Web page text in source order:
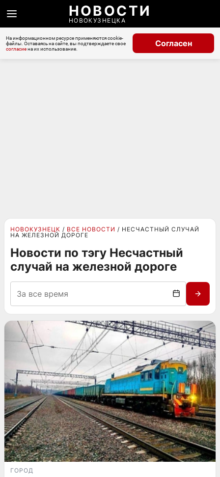
НОВОСТИ
НОВОКУЗНЕЦКА
На информационном ресурсе применяются cookie-
файлы. Оставаясь на сайте, вы подтверждаете свое
согласиена их использование.
Согласен
НОВОКУЗНЕЦК ВСЕ НОВОСТИ
НЕСЧАСТНЫЙ СЛУЧАЙ
НА ЖЕЛЕЗНОЙ ДОРОГЕ
Новости по тэгу Несчастный
случай на железной дороге
ГОРОД